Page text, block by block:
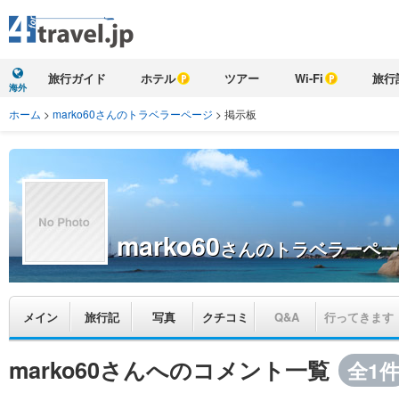
海外
旅行ガイド ホテル ツアー Wi-Fi 旅行
ホーム > marko60さんのトラベラーページ > 掲示板
marko60さんのトラベラーペ
メイン 旅行記 写真 クチコミ Q&A 行ってきます
marko60さんへのコメント一覧 全1件